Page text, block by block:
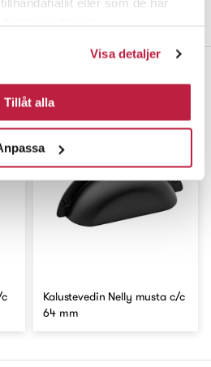
Visa detaljer
Tillåt alla
Kalustevedin Nelly musta c/c
64 mm